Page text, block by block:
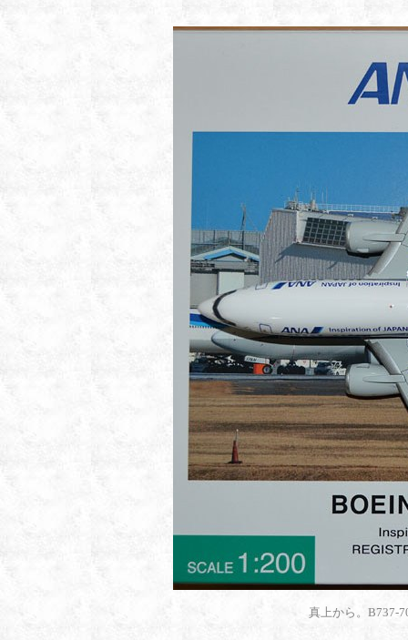
真上から。B737-